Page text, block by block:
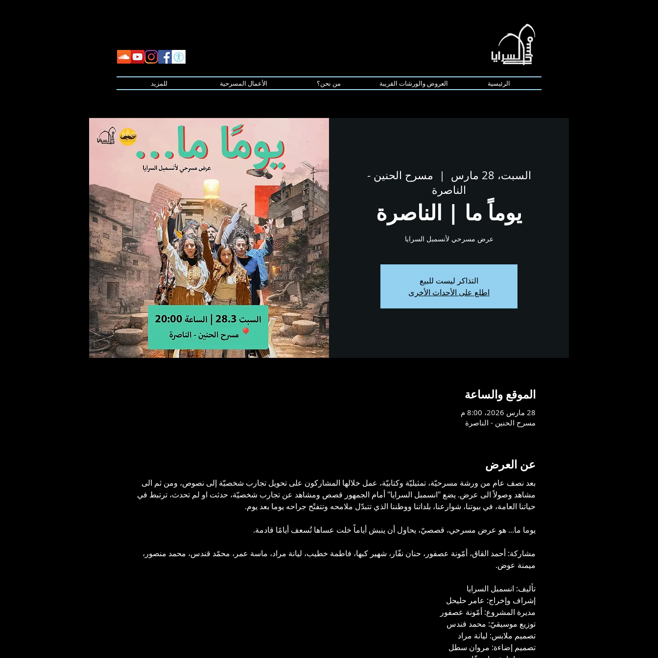
الرئيسية العروض والورشات القريبة من نحن؟ الأعمال المسرحية للمزيد
السبت، 28 مارس
  |
مسرح الحنين -
الناصرة
يوماً ما | الناصرة
عرض مسرحي لأنسمبل السرايا
التذاكر ليست للبيع
اطلع على الأحداث الأخرى
الموقع والساعة
28 مارس 2026، 8:00 م
مسرح الحنين - الناصرة
عن العرض
بعد نصف عام من ورشة مسرحيّة، تمثيليّة وكتابيّة، عمل خلالها المشاركون على تحويل تجارب شخصيّة إلى نصوص، ومن ثم الى
مشاهد وصولاً الى عرض. يضع "انسمبل السرايا" أمام الجمهور قصص ومشاهد عن تجارب شخصيّة، حدثت او لم تحدث، ترتبط في
حياتنا العامة، في بيوتنا، شوارعنا، بلداتنا ووطننا الذي تتبدّل ملامحه وتتفتًح جراحه يوما بعد يوم.
يوما ما... هو عرض مسرحي، قصصيّ، يحاول أن ينبش أياماً خلت عساها تُسعف أيامًا قادمة.
مشاركة: أحمد القاق، أمّونة عصفور، حنان نفّار، شهير كبها، فاطمة خطيب، ليانة مراد، ماسة عمر، محمّد قندس، محمد منصور،
ميمنة عوض.
تأليف: انسمبل السرايا
إشراف وإخراج: عامر حليحل
مديرة المشروع: أمّونة عصفور
توزيع موسيقيّ: محمد قندس
تصميم ملابس: ليانة مراد
تصميم إضاءة: مروان سطل